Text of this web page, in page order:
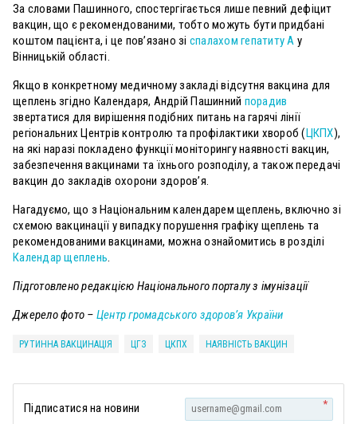
За словами Пашинного, спостергігається лише певний дефіцит
вакцин, що є рекомендованими, тобто можуть бути придбані
коштом пацієнта, і це пов’язано зі спалахом гепатиту А у
Вінницькій області.
Якщо в конкретному медичному закладі відсутня вакцина для
щеплень згідно Календаря, Андрій Пашинний порадив
звертатися для вирішення подібних питань на гарячі лінії
регіональних Центрів контролю та профілактики хвороб (ЦКПХ),
на які наразі покладено функції моніторингу наявності вакцин,
забезпечення вакцинами та їхнього розподілу, а також передачі
вакцин до закладів охорони здоров’я.
Нагадуємо, що з Національним календарем щеплень, включно зі
схемою вакцинації у випадку порушення графіку щеплень та
рекомендованими вакцинами, можна ознайомитись в розділі
Календар щеплень.
Підготовлено редакцією Національного порталу з імунізації
Джерело фото – Центр громадського здоров’я України
РУТИННА ВАКЦИНАЦІЯ ЦГЗ ЦКПХ НАЯВНІСТЬ ВАКЦИН
Підписатися на новини *